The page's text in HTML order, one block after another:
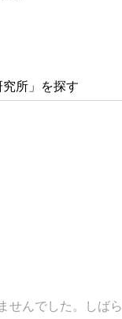
所」を探す
せんでした。しば